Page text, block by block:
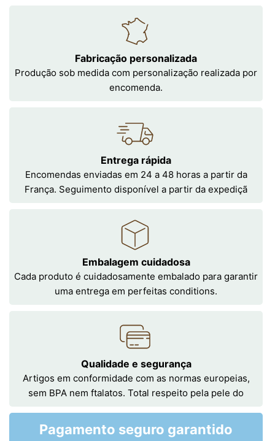
Fabricação personalizada
Produção sob medida com personalização realizada por
encomenda.
Entrega rápida
Encomendas enviadas em 24 a 48 horas a partir da
França. Seguimento disponível a partir da expediçã
Embalagem cuidadosa
Cada produto é cuidadosamente embalado para garantir
uma entrega em perfeitas conditions.
Qualidade e segurança
Artigos em conformidade com as normas europeias,
sem BPA nem ftalatos. Total respeito pela pele do
Pagamento seguro garantido